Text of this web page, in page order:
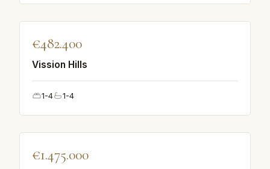
AUSGEWÄHLT
€482.400
Vission Hills
1-4 1-4
AUSGEWÄHLT
€1.475.000